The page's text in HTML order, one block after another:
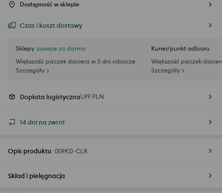
Dostępność w sklepie
Czas i koszt dostawy
Sklepy zawsze za darmo
Większość paczek dociera w 3 dni robocze
Szczegóły >
Kurier/punkt odbioru
Większość paczek
Szczegóły >
Dopłata logistyczna1,99 PLN
14 dni na zwrot
Opis produktu 009KD-CLR
Skład i pielęgnacja